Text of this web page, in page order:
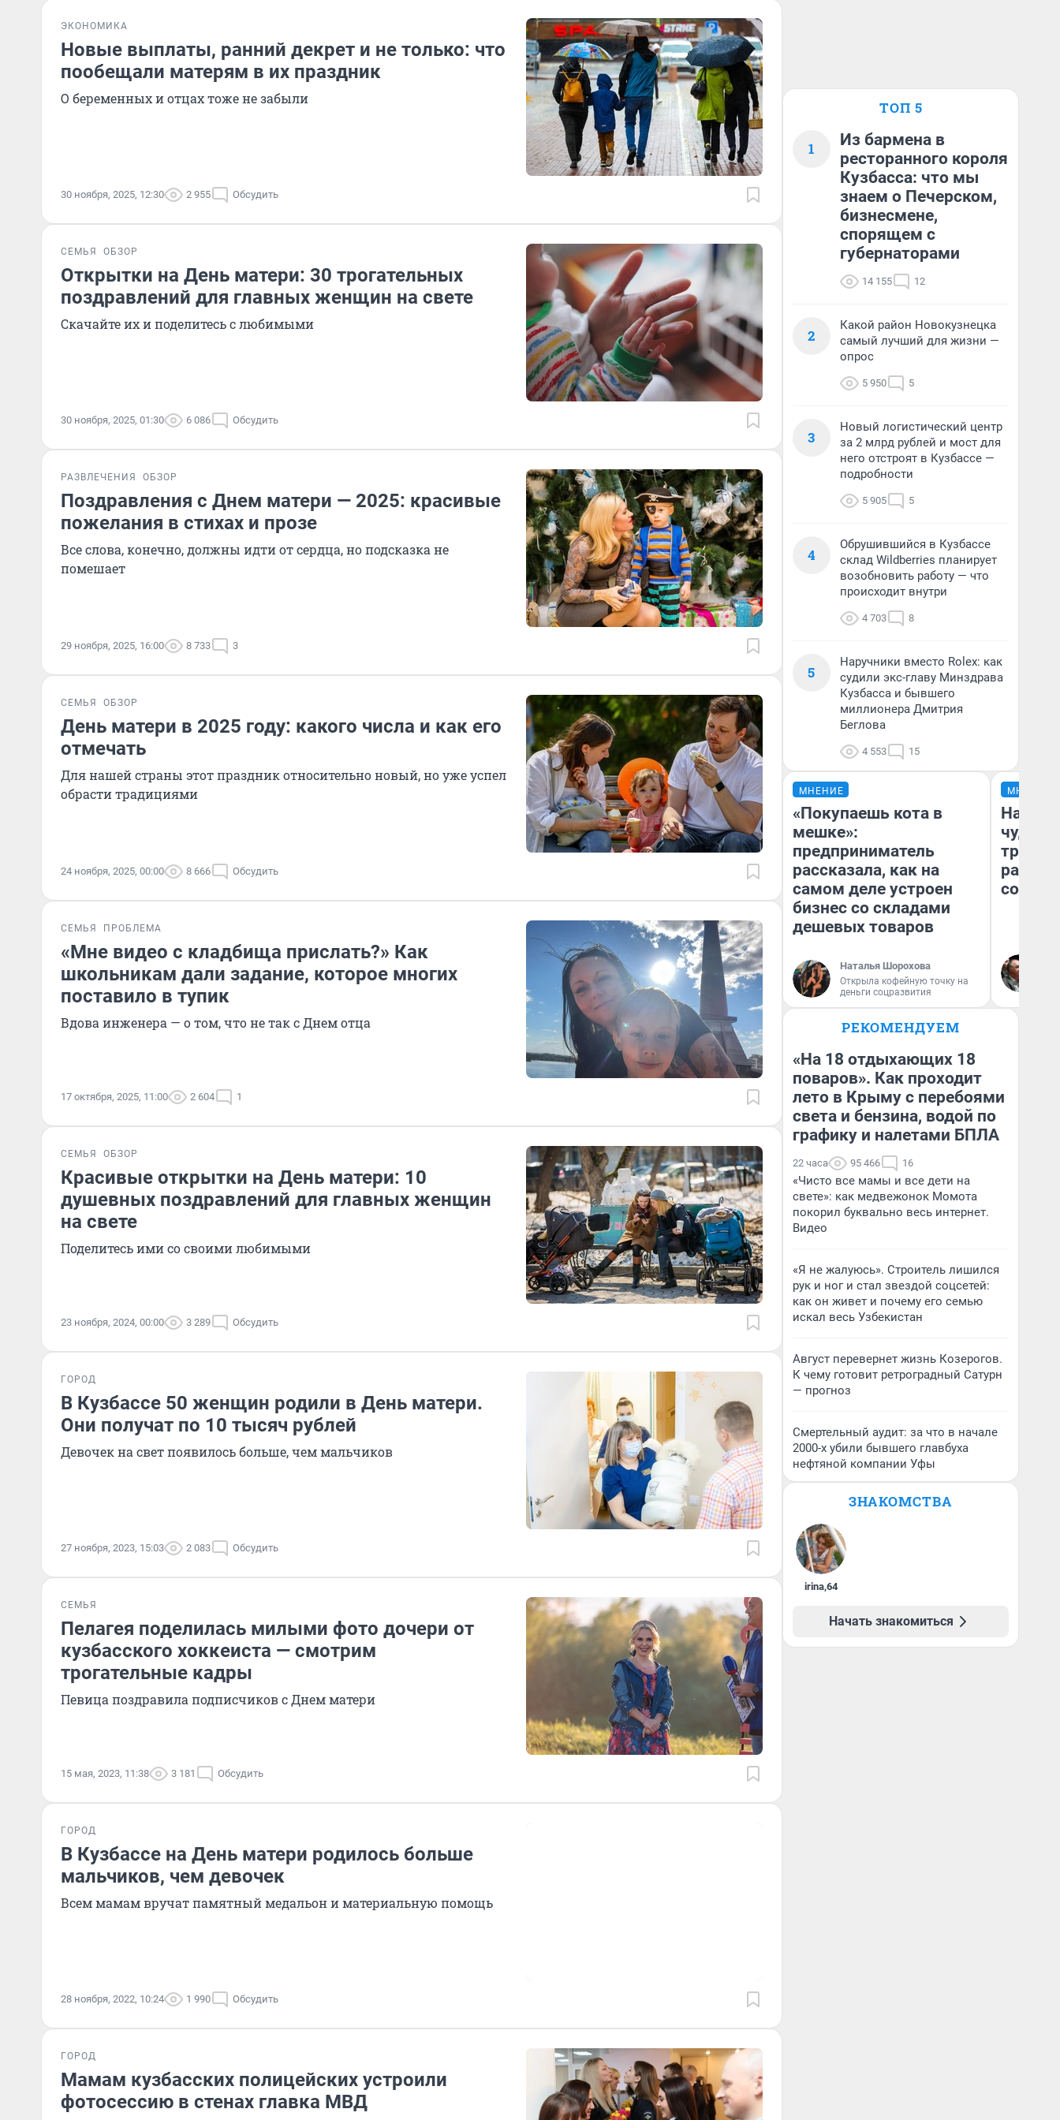
ЭКОНОМИКА
Новые выплаты, ранний декрет и не только: что
пообещали матерям в их праздник
О беременных и отцах тоже не забыли
30 ноября, 2025, 12:30 2 955 Обсудить
СЕМЬЯ ОБЗОР
Открытки на День матери: 30 трогательных
поздравлений для главных женщин на свете
Скачайте их и поделитесь с любимыми
30 ноября, 2025, 01:30 6 086 Обсудить
РАЗВЛЕЧЕНИЯ ОБЗОР
Поздравления с Днем матери — 2025: красивые
пожелания в стихах и прозе
Все слова, конечно, должны идти от сердца, но подсказка не
помешает
29 ноября, 2025, 16:00 8 733 3
СЕМЬЯ ОБЗОР
День матери в 2025 году: какого числа и как его
отмечать
Для нашей страны этот праздник относительно новый, но уже успел
обрасти традициями
24 ноября, 2025, 00:00 8 666 Обсудить
СЕМЬЯ ПРОБЛЕМА
«Мне видео с кладбища прислать?» Как
школьникам дали задание, которое многих
поставило в тупик
Вдова инженера — о том, что не так с Днем отца
17 октября, 2025, 11:00 2 604 1
СЕМЬЯ ОБЗОР
Красивые открытки на День матери: 10
душевных поздравлений для главных женщин
на свете
Поделитесь ими со своими любимыми
23 ноября, 2024, 00:00 3 289 Обсудить
ГОРОД
В Кузбассе 50 женщин родили в День матери.
Они получат по 10 тысяч рублей
Девочек на свет появилось больше, чем мальчиков
27 ноября, 2023, 15:03 2 083 Обсудить
СЕМЬЯ
Пелагея поделилась милыми фото дочери от
кузбасского хоккеиста — смотрим
трогательные кадры
Певица поздравила подписчиков с Днем матери
15 мая, 2023, 11:38 3 181 Обсудить
ГОРОД
В Кузбассе на День матери родилось больше
мальчиков, чем девочек
Всем мамам вручат памятный медальон и материальную помощь
28 ноября, 2022, 10:24 1 990 Обсудить
ГОРОД
Мамам кузбасских полицейских устроили
фотосессию в стенах главка МВД
ТОП 5
1
Из бармена в
ресторанного короля
Кузбасса: что мы
знаем о Печерском,
бизнесмене,
спорящем с
губернаторами
14 155 12
2
Какой район Новокузнецка
самый лучший для жизни —
опрос
5 950 5
3
Новый логистический центр
за 2 млрд рублей и мост для
него отстроят в Кузбассе —
подробности
5 905 5
4
Обрушившийся в Кузбассе
склад Wildberries планирует
возобновить работу — что
происходит внутри
4 703 8
5
Наручники вместо Rolex: как
судили экс-главу Минздрава
Кузбасса и бывшего
миллионера Дмитрия
Беглова
4 553 15
МНЕНИЕ
«Покупаешь кота в
мешке»:
предприниматель
рассказала, как на
самом деле устроен
бизнес со складами
дешевых товаров
Наталья Шорохова
Открыла кофейную точку на
деньги соцразвития
МНЕНИЕ
чудом
РЕКОМЕНДУЕМ
«На 18 отдыхающих 18
поваров». Как проходит
лето в Крыму с перебоями
света и бензина, водой по
графику и налетами БПЛА
22 часа 95 466 16
«Чисто все мамы и все дети на
свете»: как медвежонок Момота
покорил буквально весь интернет.
Видео
«Я не жалуюсь». Строитель лишился
рук и ног и стал звездой соцсетей:
как он живет и почему его семью
искал весь Узбекистан
Август перевернет жизнь Козерогов.
К чему готовит ретроградный Сатурн
— прогноз
Смертельный аудит: за что в начале
2000-х убили бывшего главбуха
нефтяной компании Уфы
ЗНАКОМСТВА
irina,64
Начать знакомиться